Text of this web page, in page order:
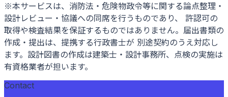
※本サービスは、消防法・危険物政令等に関する論点整理・
設計レビュー・協議への同席を行うものであり、 許認可の
取得や検査結果を保証するものではありません。届出書類の
作成・提出は、提携する行政書士が 別途契約のうえ対応し
ます。設計図書の作成は建築士・設計事務所、点検の実施は
有資格業者が担います。
Contact